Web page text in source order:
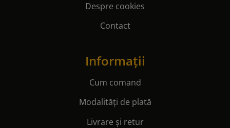
Despre cookies
Contact
Informații
Cum comand
Modalități de plată
Livrare și retur